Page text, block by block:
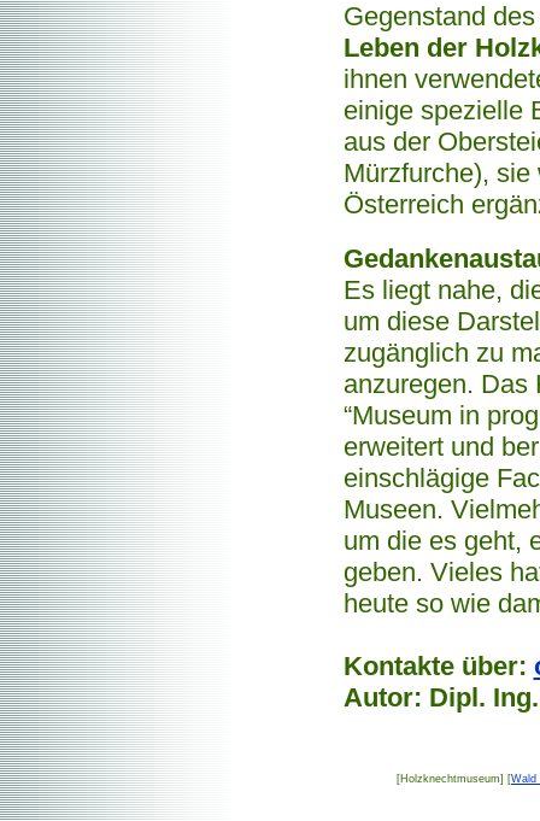
Gegenstand
Leben der
ihnen
einige spezielle
aus der
Mürzfurche),
Österreich
Es liegt nahe,
um diese
zugänglich zu
anzuregen. Das
“Museum in
erweitert und
einschlägige
Museen.
um die es geht,
geben. Vieles
heute so wie
Kontakte über:
Autor: Dipl.
[Holzknechtmuseum] [Wald